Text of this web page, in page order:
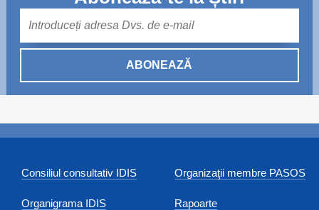
Cele mai bune și cele mai proaste politici locale din
Moldova
Democrația, independența și transparența instituțiilor
publice-cheie din MoldovaABONEAZĂ
Consiliul consultativ IDIS
Organigrama IDIS
Organizaţii membre PASOS
Rapoarte